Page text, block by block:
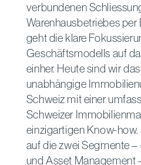
verbundenen
Waren­haus­betriebes
geht die klare
Geschäfts­modells auf
einher. Heute sind wir
unabhängige
Schweiz mit einer
Schweizer
einzigartigen Know-how.
auf die zwei Segmente
und Asset Management